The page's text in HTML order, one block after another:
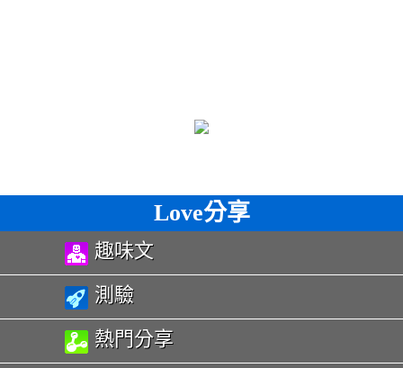
Love分享
趣味文
測驗
熱門分享